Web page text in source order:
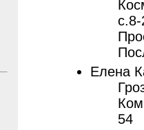
с.8-
Елена
54